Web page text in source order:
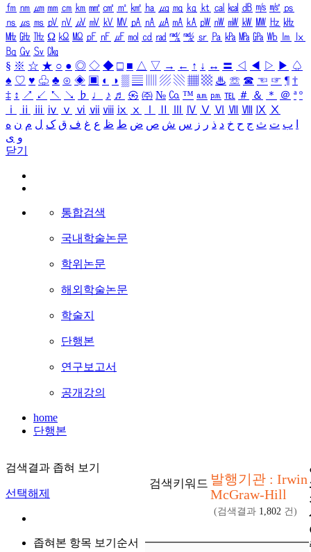
㎙ ㎚ ㎛ ㎜ ㎝ ㎞ ㎟ ㎠ ㎡ ㎢ ㏊ ㎍ ㎎ ㎏ ㏏ ㎈ ㎉ ㏈ ㎧ ㎨ ㎰
㎱ ㎲ ㎳ ㎴ ㎵ ㎶ ㎷ ㎸ ㎹ ㎀ ㎁ ㎂ ㎃ ㎄ ㎺ ㎻ ㎽ ㎾ ㎿ ㎐ ㎑
㎒ ㎓ ㎔ Ω ㏀ ㏁ ㎊ ㎋ ㎌ ㏖ ㏅ ㎭ ㎮ ㎯ ㏛ ㎩ ㎪ ㎫ ㎬ ㏝ ㏐
㏓
㏃ ㏉ ㏜ ㏆
§ ※ ☆ ★ ○ ● ◎ ◇ ◆ □ ■ △ ▽ → ← ↑ ↓ ↔ 〓 ◁ ◀ ▷ ▶ ♤
♠ ♡ ♥ ♧ ♣ ⊙ ◈ ▣ ◐ ◑ ▒ ▤ ▨ ▧ ▦ ▩ ♨ ☏ ☎ ☜ ☞ ¶ †
‡ ↕ ↗ ↙ ↖ ↘ ♭ ♩ ♪ ♬ ㉿ ㈜ № ㏇ ™ ㏂ ㏘ ℡ ＃ ＆ ＊ ＠ ª º
ⅰ
ⅱ ⅲ ⅳ ⅴ ⅵ ⅶ ⅷ ⅸ ⅹ Ⅳ Ⅴ Ⅵ Ⅶ Ⅷ Ⅸ Ⅹ
ب ت ث ج ح خ د ذ ر ز س ش ص ض ط ظ ع غ ف ق ک ل م ن ه
و ی
닫기
통합검색
국내학술논문
학위논문
해외학술논문
학술지
단행본
연구보고서
공개강의
home
단행본
검색결과 좁혀 보기
선택해제
좁혀본 항목 보기순서
검색키워드 발행기관 : Irwin
McGraw-Hill
(검색결과 1,802 건)